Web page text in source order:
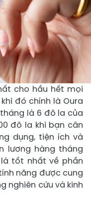
cho hầu hết mọi
đó chính là Oura
là 6 đô la của
đô la khi bạn cân
dụng, tiện ích và
lương hàng tháng
là tốt nhất về phần
năng được cung
nghiên cứu và kinh